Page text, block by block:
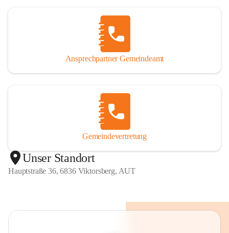
Ansprechpartner Gemeindeamt
Gemeindevertretung
Unser Standort
Hauptstraße 36, 6836 Viktorsberg, AUT